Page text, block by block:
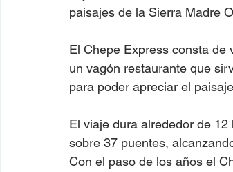
paisajes de la Sierra Madre
El Chepe Express consta de
un vagón restaurante que
para poder apreciar el
El viaje dura alrededor de
sobre 37 puentes,
Con el paso de los años el